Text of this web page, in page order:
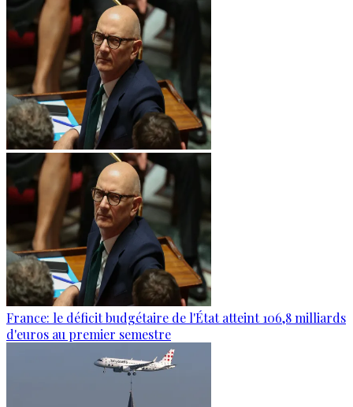
France: le déficit budgétaire de l'État atteint 106,8 milliards
d'euros au premier semestre